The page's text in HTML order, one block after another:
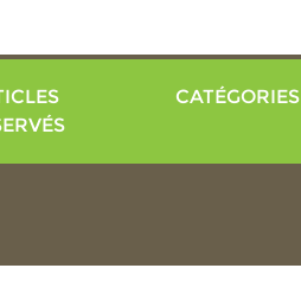
CATÉGORIES